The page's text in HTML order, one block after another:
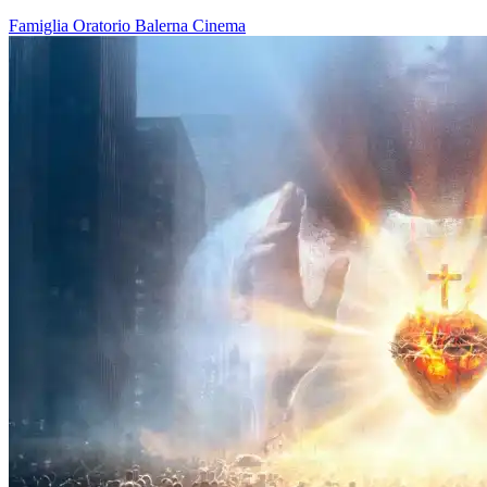
Famiglia Oratorio Balerna Cinema